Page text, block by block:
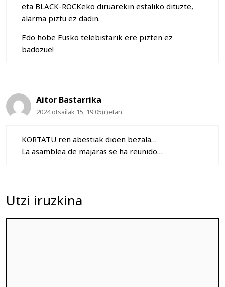
eta BLACK-ROCKeko diruarekin estaliko dituzte,
alarma piztu ez dadin.
Edo hobe Eusko telebistarik ere pizten ez
badozue!
Aitor Bastarrika
2024 otsailak 15, 19:05(r)etan
KORTATU ren abestiak dioen bezala…
La asamblea de majaras se ha reunido…
Utzi iruzkina